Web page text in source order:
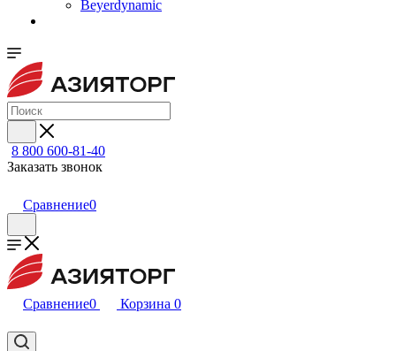
Beyerdynamic
8 800 600-81-40
Заказать звонок
Сравнение0
Сравнение0 Корзина 0